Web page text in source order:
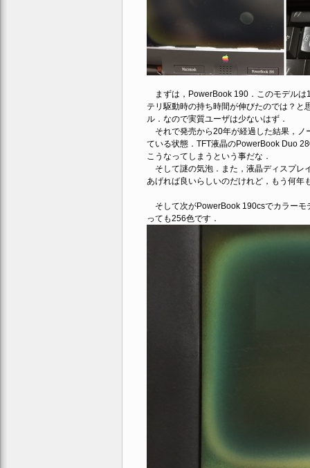
まずは，PowerBook 190．このモデルは
テリ駆動時の持ち時間が伸びたのでは？と
ル．なので実質ユーザは少ないはず．
それで発売から20年が経過した結果，ノ
ている状態．TFT液晶のPowerBook Duo
こうなってしまうという事だな．
そして謎の気泡．また，液晶ディスプレ
あげれば良いらしいのだけれど，もう何年
そして次がPowerBook 190csでカラーモ
っても256色です．